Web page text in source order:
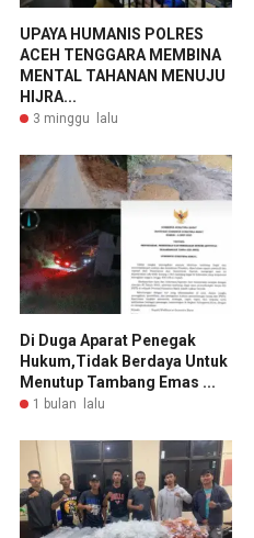
UPAYA HUMANIS POLRES
ACEH TENGGARA MEMBINA
MENTAL TAHANAN MENUJU
HIJRA...
3 minggu lalu
Di Duga Aparat Penegak
Hukum,Tidak Berdaya Untuk
Menutup Tambang Emas ...
1 bulan lalu